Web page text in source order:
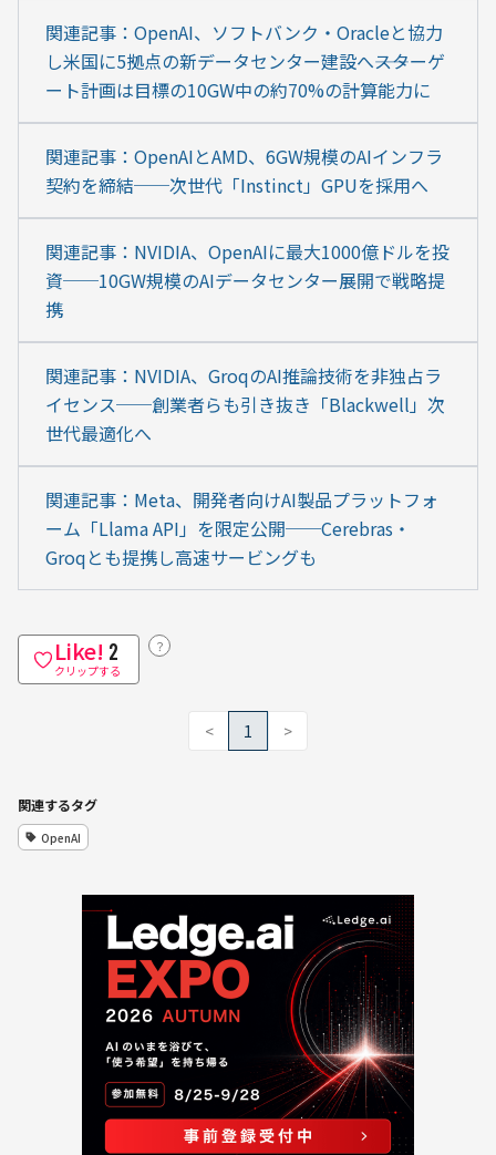
関連記事：OpenAI、ソフトバンク・Oracleと協力
し米国に5拠点の新データセンター建設へ――スターゲ
ート計画は目標の10GW中の約70%の計算能力に
関連記事：OpenAIとAMD、6GW規模のAIインフラ
契約を締結──次世代「Instinct」GPUを採用へ
関連記事：NVIDIA、OpenAIに最大1000億ドルを投
資──10GW規模のAIデータセンター展開で戦略提
携
関連記事：NVIDIA、GroqのAI推論技術を非独占ラ
イセンス──創業者らも引き抜き「Blackwell」次
世代最適化へ
関連記事：Meta、開発者向けAI製品プラットフォ
ーム「Llama API」を限定公開──Cerebras・
Groqとも提携し高速サービングも
Like! 2
クリップする
？
< 1 >
関連するタグ
OpenAI